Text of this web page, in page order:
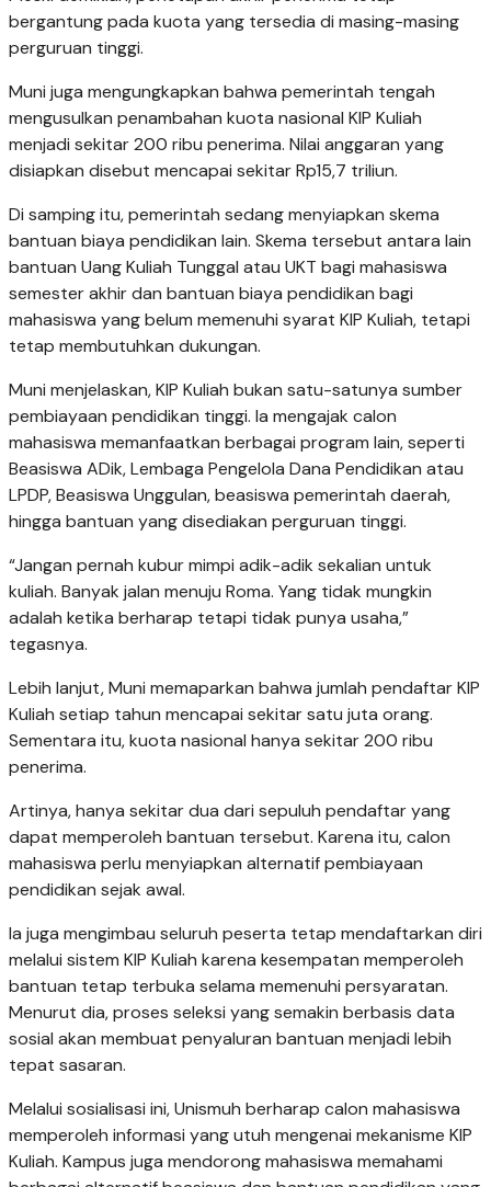
bergantung pada kuota yang tersedia di masing-masing
perguruan tinggi.
Muni juga mengungkapkan bahwa pemerintah tengah
mengusulkan penambahan kuota nasional KIP Kuliah
menjadi sekitar 200 ribu penerima. Nilai anggaran yang
disiapkan disebut mencapai sekitar Rp15,7 triliun.
Di samping itu, pemerintah sedang menyiapkan skema
bantuan biaya pendidikan lain. Skema tersebut antara lain
bantuan Uang Kuliah Tunggal atau UKT bagi mahasiswa
semester akhir dan bantuan biaya pendidikan bagi
mahasiswa yang belum memenuhi syarat KIP Kuliah, tetapi
tetap membutuhkan dukungan.
Muni menjelaskan, KIP Kuliah bukan satu-satunya sumber
pembiayaan pendidikan tinggi. Ia mengajak calon
mahasiswa memanfaatkan berbagai program lain, seperti
Beasiswa ADik, Lembaga Pengelola Dana Pendidikan atau
LPDP, Beasiswa Unggulan, beasiswa pemerintah daerah,
hingga bantuan yang disediakan perguruan tinggi.
“Jangan pernah kubur mimpi adik-adik sekalian untuk
kuliah. Banyak jalan menuju Roma. Yang tidak mungkin
adalah ketika berharap tetapi tidak punya usaha,”
tegasnya.
Lebih lanjut, Muni memaparkan bahwa jumlah pendaftar KIP
Kuliah setiap tahun mencapai sekitar satu juta orang.
Sementara itu, kuota nasional hanya sekitar 200 ribu
penerima.
Artinya, hanya sekitar dua dari sepuluh pendaftar yang
dapat memperoleh bantuan tersebut. Karena itu, calon
mahasiswa perlu menyiapkan alternatif pembiayaan
pendidikan sejak awal.
Ia juga mengimbau seluruh peserta tetap mendaftarkan diri
melalui sistem KIP Kuliah karena kesempatan memperoleh
bantuan tetap terbuka selama memenuhi persyaratan.
Menurut dia, proses seleksi yang semakin berbasis data
sosial akan membuat penyaluran bantuan menjadi lebih
tepat sasaran.
Melalui sosialisasi ini, Unismuh berharap calon mahasiswa
memperoleh informasi yang utuh mengenai mekanisme KIP
Kuliah. Kampus juga mendorong mahasiswa memahami